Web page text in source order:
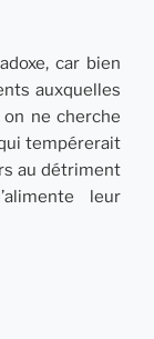
car bien
auxquelles
on ne cherche
tempérerait
au détriment
leur